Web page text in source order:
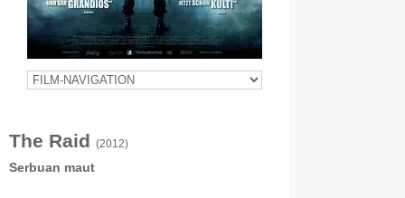
The Raid (2012)
Serbuan maut